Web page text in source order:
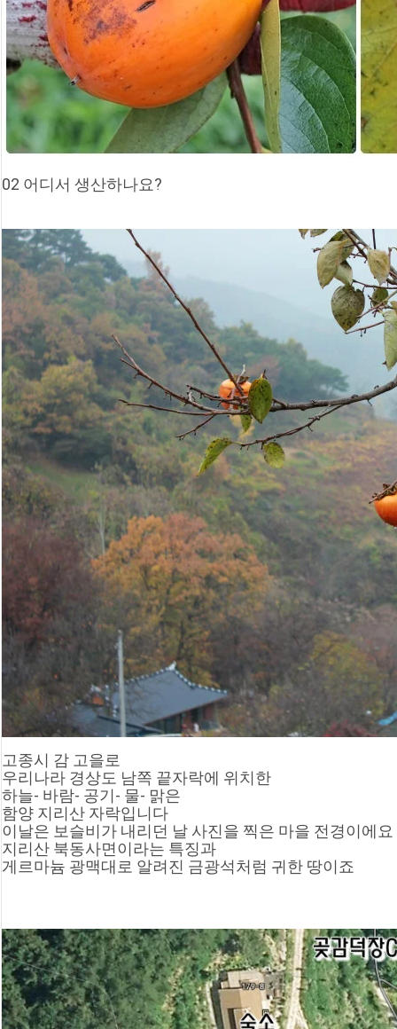
02 어디서 생산하나요?
고종시 감 고을로
우리나라 경상도 남쪽 끝자락에 위치한
하늘- 바람- 공기- 물- 맑은
함양 지리산 자락입니다
이날은 보슬비가 내리던 날 사진을 찍은 마을 전경이에요
지리산 북동사면이라는 특징과
게르마늄 광맥대로 알려진 금광석처럼 귀한 땅이죠